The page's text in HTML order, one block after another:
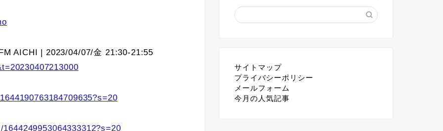
AICHI | 2023/04/07/金 21:30-21:55
サイトマップ
プライバシーポリシー
メールフォーム
今月の人気記事